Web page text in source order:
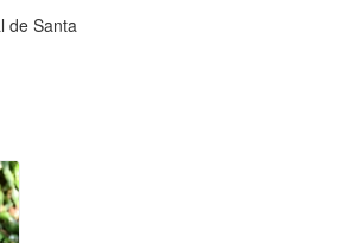
de Santa